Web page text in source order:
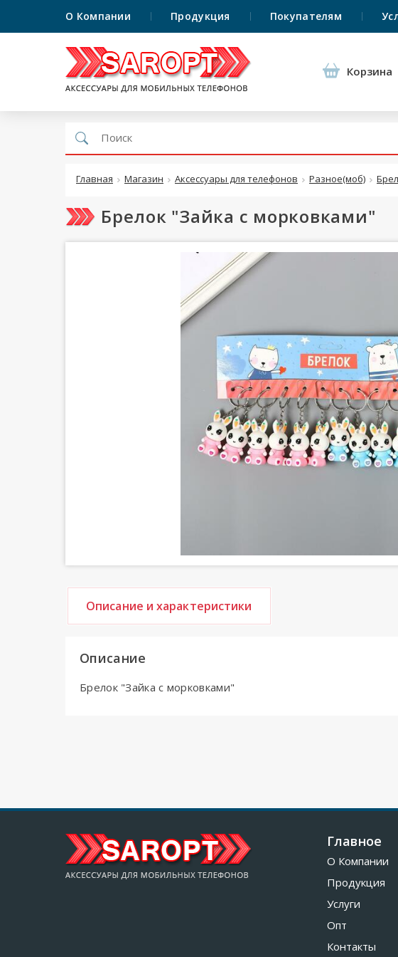
О Компании Продукция Покупателям
Корзина
Главная Магазин Аксессуары для телефонов Разное(моб)
Брелок "Зайка с морковками"
Описание и характеристики
Описание
Брелок "Зайка с морковками"
Главное
О Компании
Продукция
Услуги
Опт
Контакты